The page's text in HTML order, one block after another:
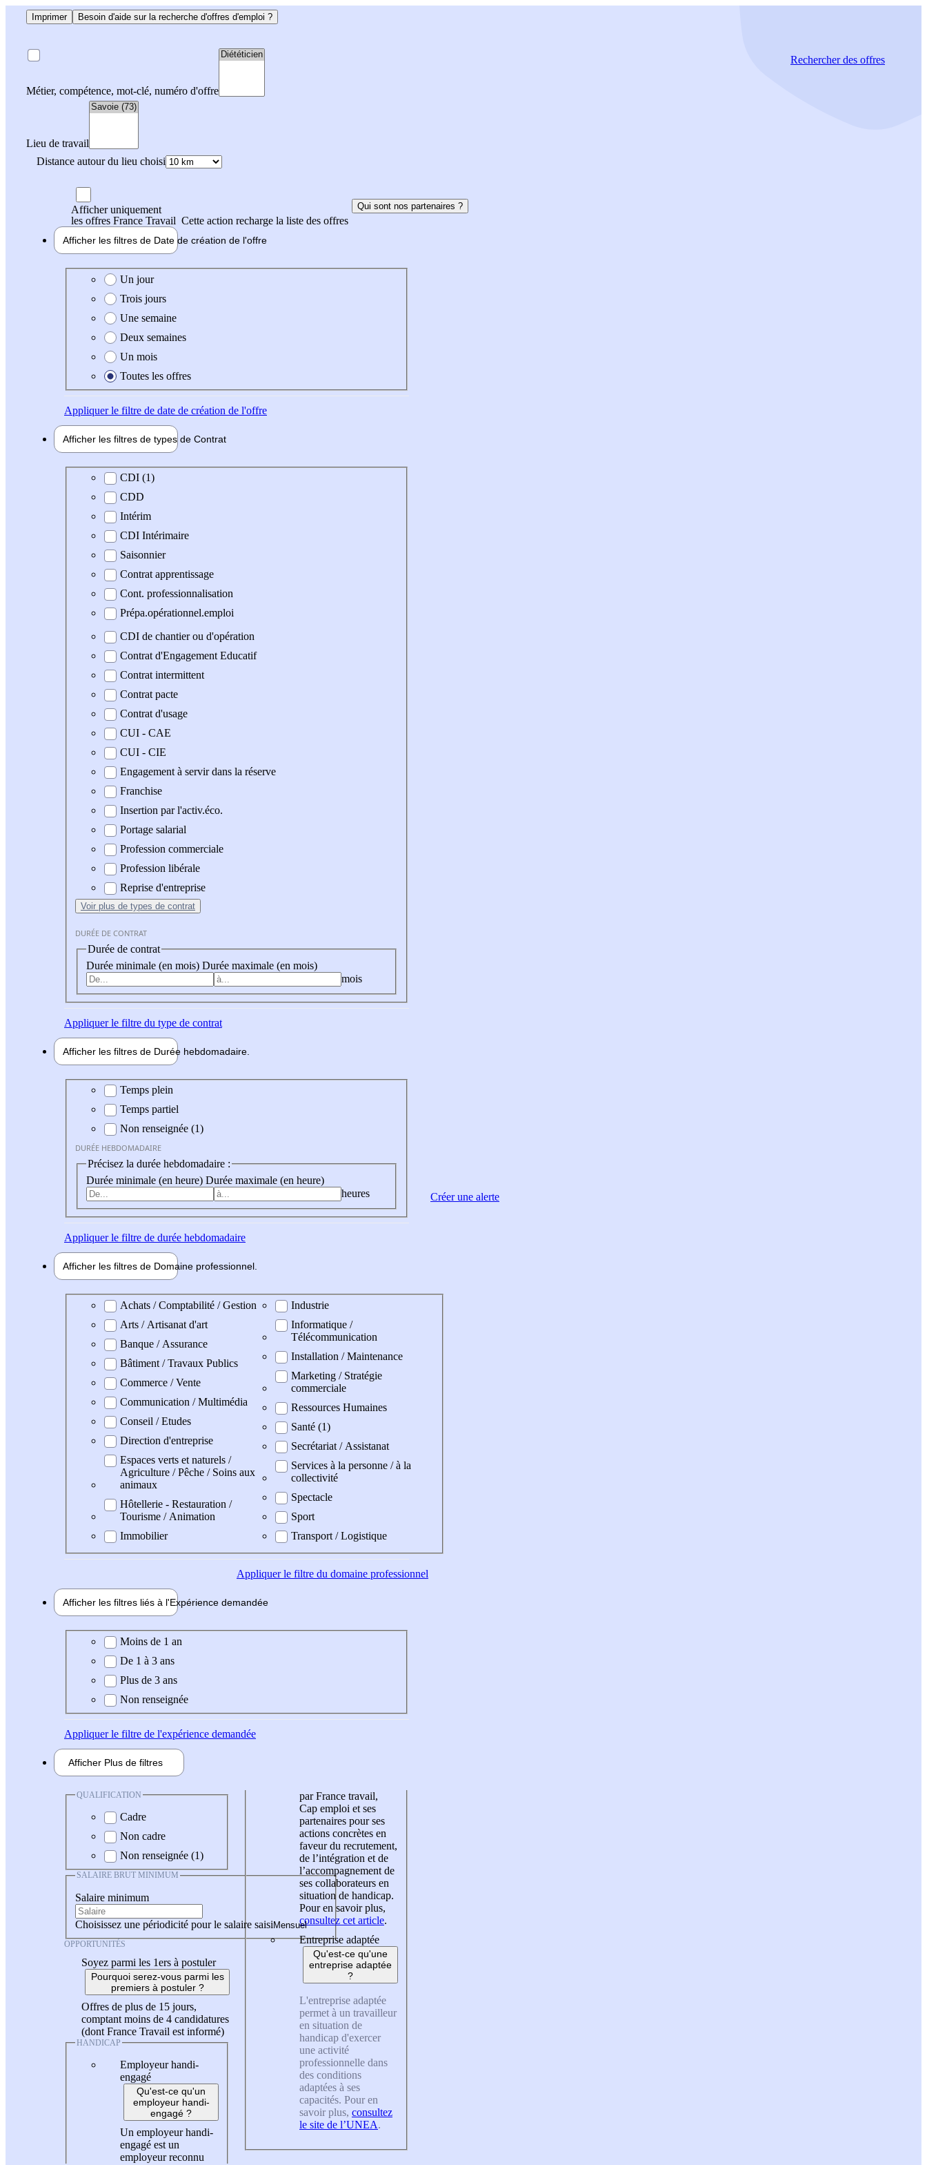
Imprimer Besoin d'aide sur la recherche d'offres d'emploi ?
Métier, compétence, mot-clé, numéro d'offre
Lieu de travail
Distance autour du lieu choisi
Rechercherdes offres
Afficher uniquement
les offres France Travail Cette action recharge la liste des offres
Qui sont nos partenaires ?
Afficher les filtres de Date de création de l'offre
Date de création de l'offre
Un jour
Trois jours
Une semaine
Deux semaines
Un mois
Toutes les offres
Appliquerle filtre de date de création de l'offre
Afficher les filtres de types de Contrat
Type de contrat
CDI (1)
CDD
Intérim
CDI Intérimaire
Saisonnier
Contrat apprentissage
Cont. professionnalisation
Prépa.opérationnel.emploi
CDI de chantier ou d'opération
Contrat d'Engagement Educatif
Contrat intermittent
Contrat pacte
Contrat d'usage
CUI - CAE
CUI - CIE
Engagement à servir dans la réserve
Franchise
Insertion par l'activ.éco.
Portage salarial
Profession commerciale
Profession libérale
Reprise d'entreprise
Voir plus de types de contrat
DURÉE DE CONTRAT
Durée de contrat
Durée minimale (en mois) Durée maximale (en mois)
mois
Appliquerle filtre du type de contrat
Afficher les filtres de Durée hebdomadaire
Durée hebdomadaire
Temps plein
Temps partiel
Non renseignée (1)
DURÉE HEBDOMADAIRE
Précisez la durée hebdomadaire :
Durée minimale (en heure) Durée maximale (en heure)
heures
Appliquerle filtre de durée hebdomadaire
Afficher les filtres de Domaine professionnel
Domaine professionel
Achats / Comptabilité / Gestion
Arts / Artisanat d'art
Banque / Assurance
Bâtiment / Travaux Publics
Commerce / Vente
Communication / Multimédia
Conseil / Etudes
Direction d'entreprise
Espaces verts et naturels /
Agriculture / Pêche / Soins aux
animaux
Hôtellerie - Restauration /
Tourisme / Animation
Immobilier
Industrie
Informatique /
Télécommunication
Installation / Maintenance
Marketing / Stratégie
commerciale
Ressources Humaines
Santé (1)
Secrétariat / Assistanat
Services à la personne / à la
collectivité
Spectacle
Sport
Transport / Logistique
Appliquerle filtre du domaine professionnel
Afficher les filtres liés à l'Expérience demandée
Expérience demandée
Moins de 1 an
De 1 à 3 ans
Plus de 3 ans
Non renseignée
Appliquerle filtre de l'expérience demandée
Afficher Plus de filtres
QUALIFICATION
Cadre
Non cadre
Non renseignée (1)
SALAIRE BRUT MINIMUM
Salaire minimum
Choisissez une périodicité pour le salaire saisi
OPPORTUNITÉS
Soyez parmi les 1ers à postuler
Pourquoi serez-vous parmi les
premiers à postuler ?
Offres de plus de 15 jours,
comptant moins de 4 candidatures
(dont France Travail est informé)
HANDICAP
Employeur handi-
engagé
Qu'est-ce qu'un
employeur handi-
engagé ?
Un employeur handi-
engagé est un
employeur reconnu
par France travail,
Cap emploi et ses
partenaires pour ses
actions concrètes en
faveur du recrutement,
de l’intégration et de
l’accompagnement de
ses collaborateurs en
situation de handicap.
Pour en savoir plus,
consultez cet article.
Entreprise adaptée
Qu'est-ce qu'une
entreprise adaptée
?
L'entreprise adaptée
permet à un travailleur
en situation de
handicap d'exercer
une activité
professionnelle dans
des conditions
adaptées à ses
capacités. Pour en
savoir plus, consultez
le site de l’UNEA.
Créer une alerte